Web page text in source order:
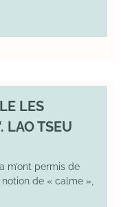
LES
LAO TSEU
m’ont permis de
de « calme »,